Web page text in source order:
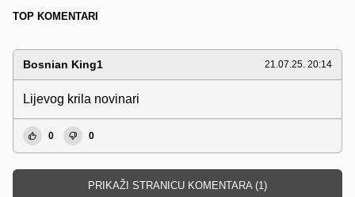
TOP KOMENTARI
Bosnian King1 21.07.25. 20:14
Lijevog krila novinari
0 0
PRIKAŽI STRANICU KOMENTARA (1)